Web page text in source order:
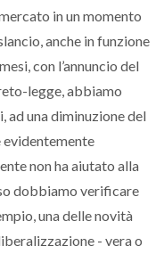
in un momento
anche in funzione
con l’annuncio del
legge, abbiamo
ad una diminuzione del
evidentemente
non ha aiutato alla
dobbiamo verificare
una delle novità
- vera o